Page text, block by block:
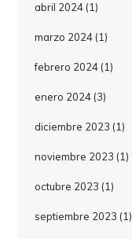
abril 2024(1)
marzo 2024(1)
febrero 2024(1)
enero 2024(3)
diciembre 2023 (1)
noviembre 2023 (1)
octubre 2023 (1)
septiembre 2023 (1)